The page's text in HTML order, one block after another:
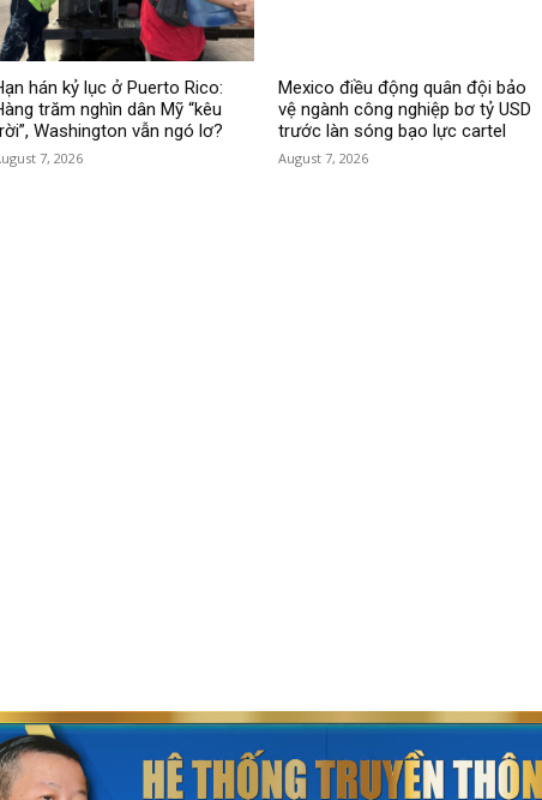
hán kỷ lục ở Puerto Rico:
trăm nghìn dân Mỹ “kêu
Washington vẫn ngó lơ?
7, 2026
Mexico điều động quân đội bảo
vệ ngành công nghiệp bơ tỷ USD
trước làn sóng bạo lực cartel
August 7, 2026